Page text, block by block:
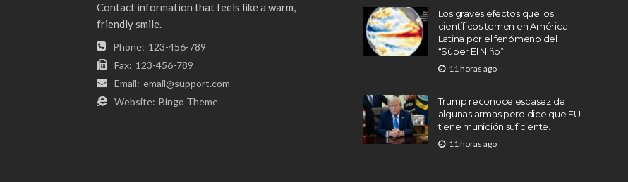
Contact information that feels like a warm,
friendly smile.
Phone: 123-456-789
Fax: 123-456-789
Email: email@support.com
Website: Bingo Theme
Los graves efectos que los
científicos temen en América
Latina por el fenómeno del
“Súper El Niño”.
11 horas ago
Trump reconoce escasez de
algunas armas pero dice que EU
tiene munición suficiente.
11 horas ago